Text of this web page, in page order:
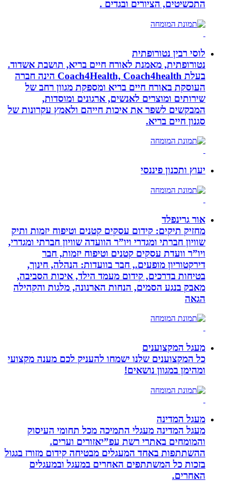
התכשיטים, הציורים ובגדים .
לוסי רבין נטורופתית
נטורופתית, מאמנת לאורח חיים בריא, תושבת אשדוד.
בעלת Coach4Health, Coach4health הינה חברה
העוסקת באורח חיים בריא ומספקת מגוון רחב של
שירותים ומוצרים לאנשים, ארגונים ומוסדות,
המבקשים לשפר את איכות חייהם ולאמץ עקרונות של
סגנון חיים בריא.
יעוץ ותכנון פיננסי
אור גרינפלד
מחזיק תיקים: קידום עסקים קטנים וטיפוח יזמות ותיק
שוויון חברתי ומגדרי ויו”ר הוועדה שוויון חברתי ומגדרי,
ויו”ר וועדת עסקים קטנים וטיפוח יזמות, חבר
דירקטוריון מופעים., חבר בוועדות: הנהלה, חינוך,
בטיחות בדרכים, קידום מעמד הילד, איכות הסביבה,
מאבק בנגע הסמים, הנחות הארנונה, מלגות והקהילה
מעגל המקצוענים
כל המקצוענים שלנו ישמחו להעניק לכם מענה מקצועי
ומהימן במגוון נושאים!
מעגל המדינה
מעגל המדינה מעגלי התמיכה מכל תחומי העיסוק
והמומחים באתרי רשת עפ”יאזורים וערים.
ההשתתפות באחד המעגלים מבטיחה קידום מזורז בגגול
בזכות כל המשתתפים האחרים במעגל ובמעגלים
האחרים.